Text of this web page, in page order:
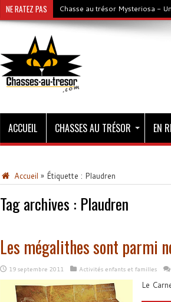
NE RATEZ PAS Chasse au trésor Mysteriosa -
ACCUEIL CHASSES AU TRÉSOR EN
Accueil » Étiquette : Plaudren
Tag archives : Plaudren
Les mégalithes sont parmi
19 septembre 2011 Activités enfants et familles
Le